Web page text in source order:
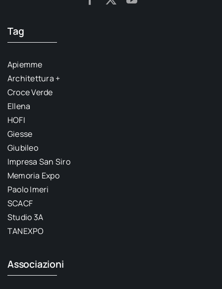
Tag
Apiemme
Architettura +
Croce Verde
Ellena
HOFI
Giesse
Giubileo
Impresa San Siro
Memoria Expo
Paolo Imeri
SCACF
Studio 3A
TANEXPO
Associazioni